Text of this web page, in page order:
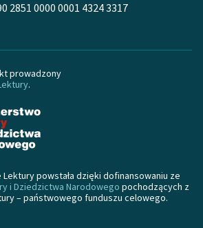
2851 0000 0001 4324 3317
prowadzony
.
powstała dzięki dofinansowaniu ze
i Dziedzictwa Narodowego pochodzących z
– państwowego funduszu celowego.